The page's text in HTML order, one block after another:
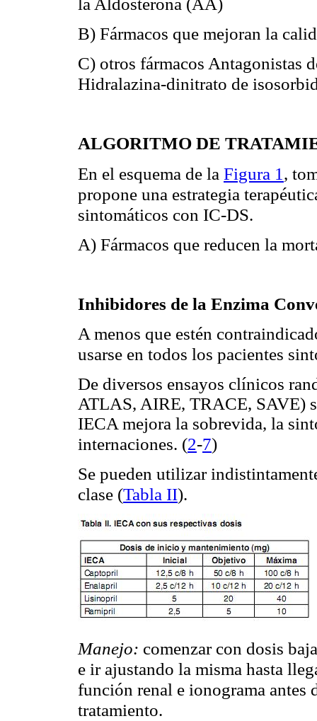
B) Fármacos que mejoran la
C) otros fármacos Antagonistas
Hidralazina-dinitrato de
ALGORITMO DE
En el esquema de la Figura 1 ,
propone una estrategia
sintomáticos con IC-DS.
A) Fármacos que reducen la
Inhibidores de la Enzima
A menos que estén
usarse en todos los pacientes
De diversos ensayos clínicos
ATLAS, AIRE, TRACE, SAVE)
IECA mejora la sobrevida, la
internaciones. (2-7)
Se pueden utilizar
clase (Tabla II).
Manejo: comenzar con dosis
e ir ajustando la misma hasta
función renal e ionograma antes
tratamiento.